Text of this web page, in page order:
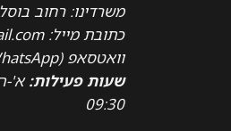
משרדינו: רחוב בוסל 1 חולון
כתובת מייל: m4aisrael@gmail.com
וואטסאפ (WhatsApp) - 058-6057111
שעות פעילות:
09:30